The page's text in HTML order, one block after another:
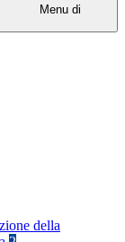
Menu di
della